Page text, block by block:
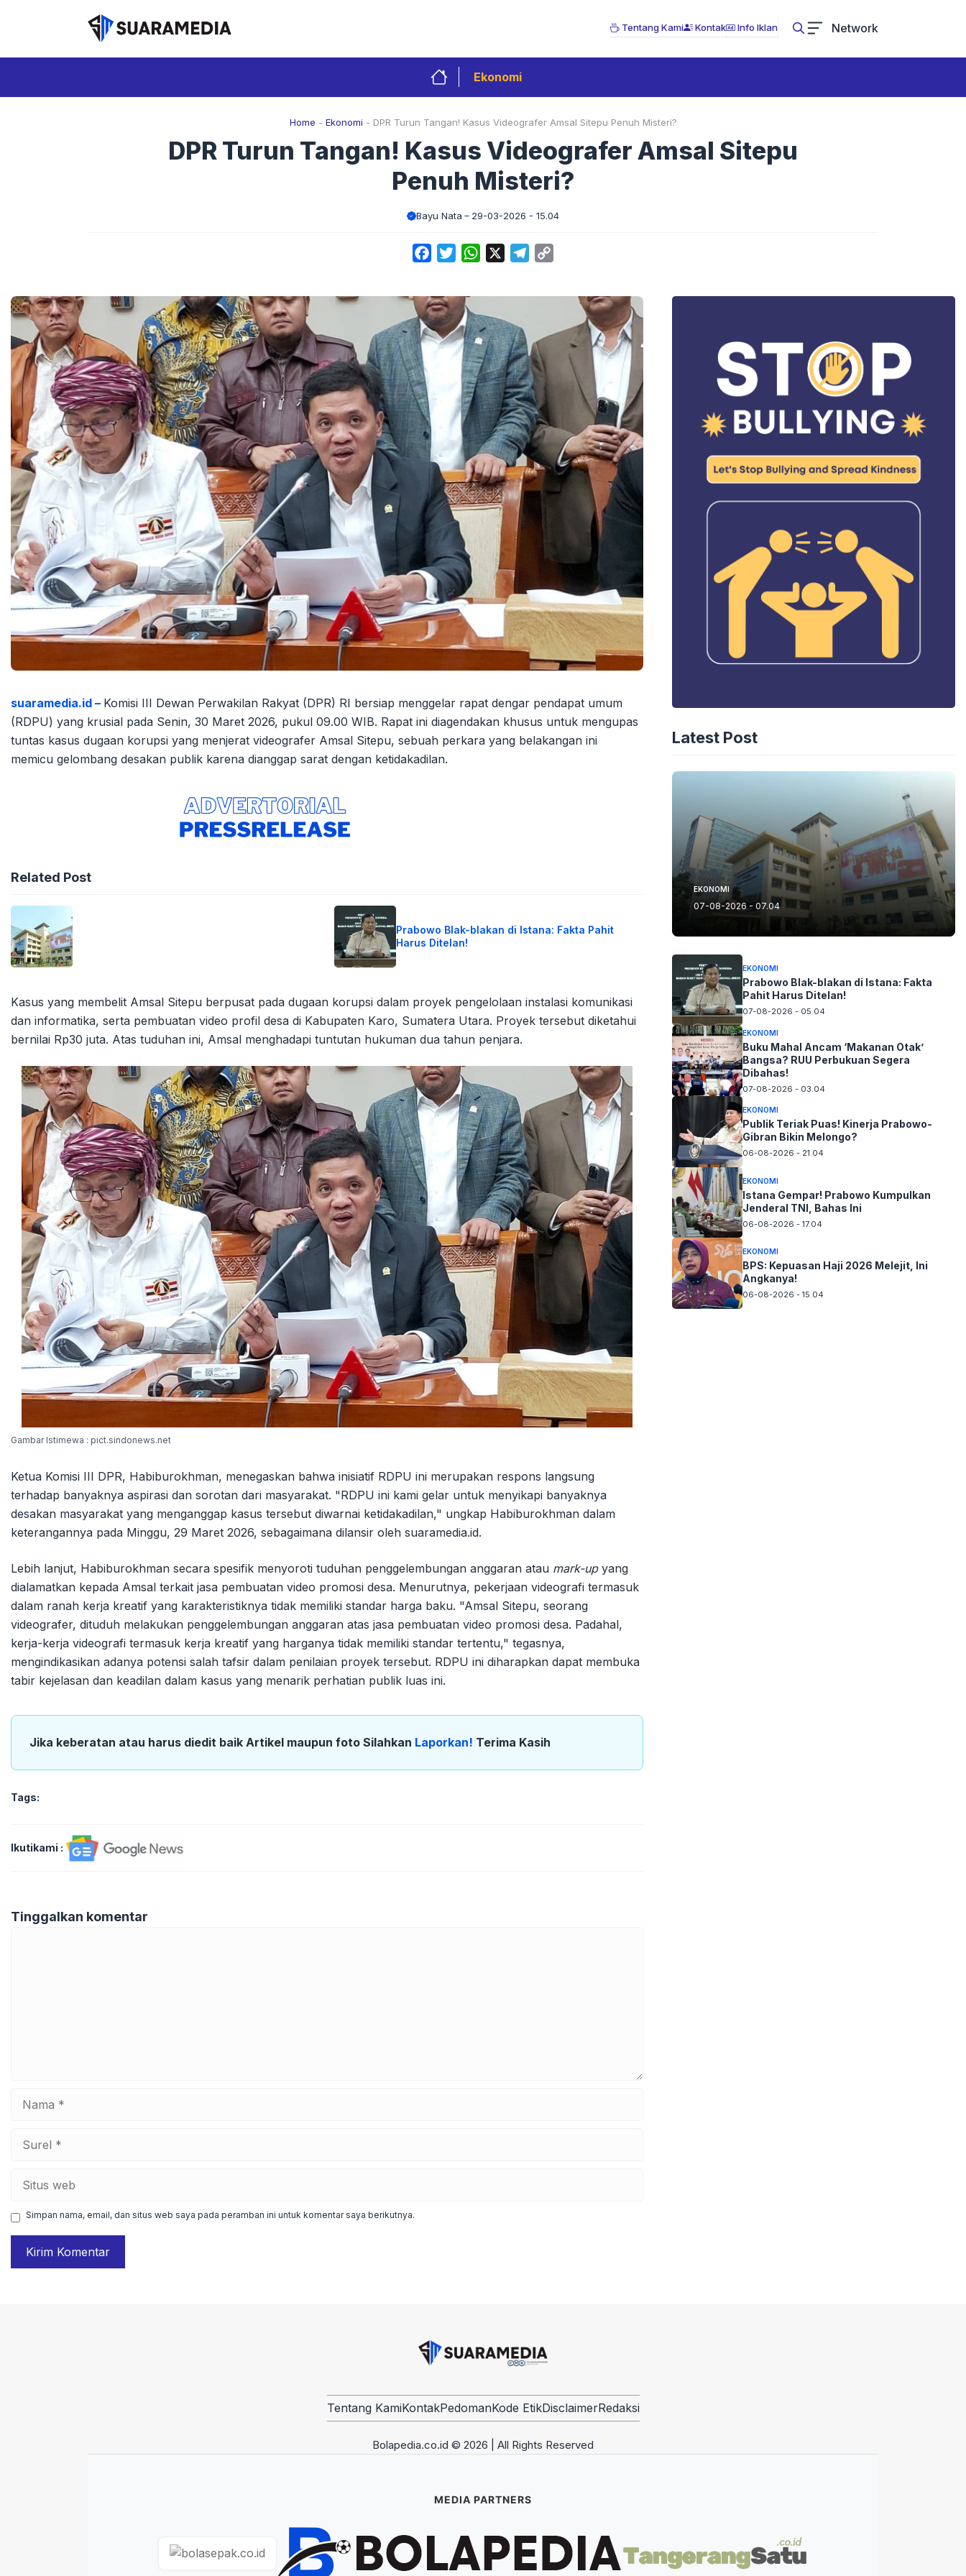
Tentang Kami Kontak Info Iklan Network
Ekonomi
Home - Ekonomi - DPR Turun Tangan! Kasus Videografer Amsal Sitepu Penuh Misteri?
DPR Turun Tangan! Kasus Videografer Amsal Sitepu
Penuh Misteri?
Bayu Nata 29-03-2026 - 15.04
FacebookTwitterWhatsApp Telegram
suaramedia.id – Komisi III Dewan Perwakilan Rakyat (DPR) RI bersiap menggelar rapat dengar pendapat umum
(RDPU) yang krusial pada Senin, 30 Maret 2026, pukul 09.00 WIB. Rapat ini diagendakan khusus untuk mengupas
tuntas kasus dugaan korupsi yang menjerat videografer Amsal Sitepu, sebuah perkara yang belakangan ini
memicu gelombang desakan publik karena dianggap sarat dengan ketidakadilan.
Related Post
Prabowo Blak-blakan di Istana: Fakta Pahit
Harus Ditelan!
Kasus yang membelit Amsal Sitepu berpusat pada dugaan korupsi dalam proyek pengelolaan instalasi komunikasi
dan informatika, serta pembuatan video profil desa di Kabupaten Karo, Sumatera Utara. Proyek tersebut diketahui
bernilai Rp30 juta. Atas tuduhan ini, Amsal menghadapi tuntutan hukuman dua tahun penjara.
Gambar Istimewa : pict.sindonews.net
Ketua Komisi III DPR, Habiburokhman, menegaskan bahwa inisiatif RDPU ini merupakan respons langsung
terhadap banyaknya aspirasi dan sorotan dari masyarakat. "RDPU ini kami gelar untuk menyikapi banyaknya
desakan masyarakat yang menganggap kasus tersebut diwarnai ketidakadilan," ungkap Habiburokhman dalam
keterangannya pada Minggu, 29 Maret 2026, sebagaimana dilansir oleh suaramedia.id.
Lebih lanjut, Habiburokhman secara spesifik menyoroti tuduhan penggelembungan anggaran atau mark-upyang
dialamatkan kepada Amsal terkait jasa pembuatan video promosi desa. Menurutnya, pekerjaan videografi termasuk
dalam ranah kerja kreatif yang karakteristiknya tidak memiliki standar harga baku. "Amsal Sitepu, seorang
videografer, dituduh melakukan penggelembungan anggaran atas jasa pembuatan video promosi desa. Padahal,
kerja-kerja videografi termasuk kerja kreatif yang harganya tidak memiliki standar tertentu," tegasnya,
mengindikasikan adanya potensi salah tafsir dalam penilaian proyek tersebut. RDPU ini diharapkan dapat membuka
tabir kejelasan dan keadilan dalam kasus yang menarik perhatian publik luas ini.
Jika keberatan atau harus diedit baik Artikel maupun foto Silahkan Laporkan! Terima Kasih
Tags:
Ikutikami :
Tinggalkan komentar
Simpan nama, email, dan situs web saya pada peramban ini untuk komentar saya berikutnya.
Latest Post
EKONOMI
07-08-2026 - 07.04
EKONOMI
Prabowo Blak-blakan di Istana: Fakta
Pahit Harus Ditelan!
07-08-2026 - 05.04
EKONOMI
Buku Mahal Ancam ‘Makanan Otak’
Bangsa? RUU Perbukuan Segera
Dibahas!
07-08-2026 - 03.04
EKONOMI
Publik Teriak Puas! Kinerja Prabowo-
Gibran Bikin Melongo?
06-08-2026 - 21.04
EKONOMI
Istana Gempar! Prabowo Kumpulkan
Jenderal TNI, Bahas Ini
06-08-2026 - 17.04
EKONOMI
BPS: Kepuasan Haji 2026 Melejit, Ini
Angkanya!
06-08-2026 - 15.04
Tentang KamiKontakPedomanKode EtikDisclaimerRedaksi
Bolapedia.co.id © 2026 | All Rights Reserved
MEDIA PARTNERS